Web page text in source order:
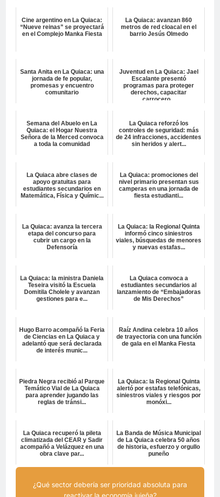
Cine argentino en La Quiaca:
“Nueve reinas” se proyectará
en el Complejo Manka Fiesta
La Quiaca: avanzan 860
metros de red cloacal en el
barrio Jesús Olmedo
Santa Anita en La Quiaca: una
jornada de fe popular,
promesas y encuentro
comunitario
Juventud en La Quiaca: Jael
Escalante presentó
programas para proteger
derechos, capacitar
carrocero...
Semana del Abuelo en La
Quiaca: el Hogar Nuestra
Señora de la Merced convoca
a toda la comunidad
La Quiaca reforzó los
controles de seguridad: más
de 24 infracciones, accidentes
sin heridos y alert...
La Quiaca abre clases de
apoyo gratuitas para
estudiantes secundarios en
Matemática, Física y Químic...
La Quiaca: promociones del
nivel primario presentan sus
camperas en una jornada de
fiesta estudianti...
La Quiaca: avanza la tercera
etapa del concurso para
cubrir un cargo en la
Defensoría
La Quiaca: la Regional Quinta
informó cinco siniestros
viales, búsquedas de menores
y nuevas estafas...
La Quiaca: la ministra Daniela
Teseira visitó la Escuela
Domitila Cholele y avanzan
gestiones para e...
La Quiaca convoca a
estudiantes secundarios al
lanzamiento de “Embajadoras
de Mis Derechos”
Hugo Barro acompañó la Feria
de Ciencias en La Quiaca y
adelantó que será declarada
de interés munic...
Raíz Andina celebra 10 años
de trayectoria con una función
de gala en el Manka Fiesta
Piedra Negra recibió al Parque
Temático Vial de La Quiaca
para aprender jugando las
reglas de tránsi...
La Quiaca: la Regional Quinta
alertó por estafas telefónicas,
siniestros viales y riesgos por
monóxi...
La Quiaca recuperó la pileta
climatizada del CEAR y Sadir
acompañó a Velázquez en una
obra clave par...
La Banda de Música Municipal
de La Quiaca celebra 50 años
de historia, esfuerzo y orgullo
puneño
¿Qué sector debería ser prioridad absoluta para